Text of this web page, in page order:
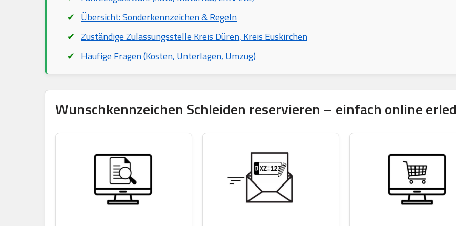
Übersicht: Sonderkennzeichen & Regeln
Zuständige Zulassungsstelle Kreis Düren, Kreis Euskirchen
Häufige Fragen (Kosten, Unterlagen, Umzug)
Wunschkennzeichen Schleiden reservieren – einfach online